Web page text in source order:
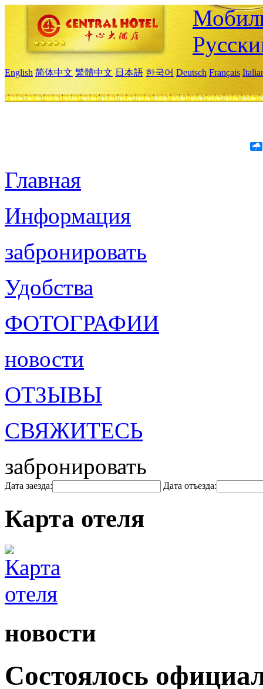
English 简体中文 繁體中文 日本語 한국어 Deutsch Français
Главная
Информация
забронировать
Удобства
ФОТОГРАФИИ
новости
ОТЗЫВЫ
СВЯЖИТЕСЬ
забронировать
Дата заезда: Дата отъезда:
Карта отеля
новости
Состоялось